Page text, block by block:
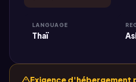
LANGUAGE
Thaï
Exigence d'hébergement